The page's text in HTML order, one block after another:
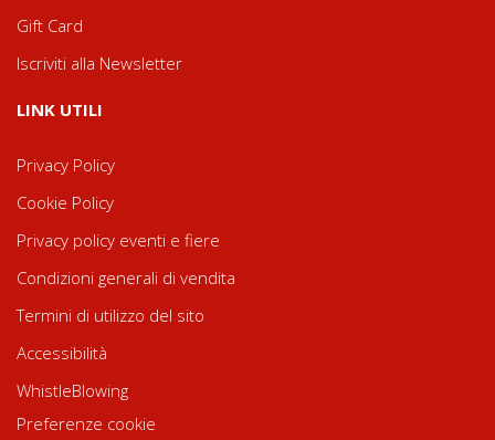
Gift Card
Iscriviti alla Newsletter
LINK UTILI
Privacy Policy
Cookie Policy
Privacy policy eventi e fiere
Condizioni generali di vendita
Termini di utilizzo del sito
Accessibilità
WhistleBlowing
Preferenze cookie